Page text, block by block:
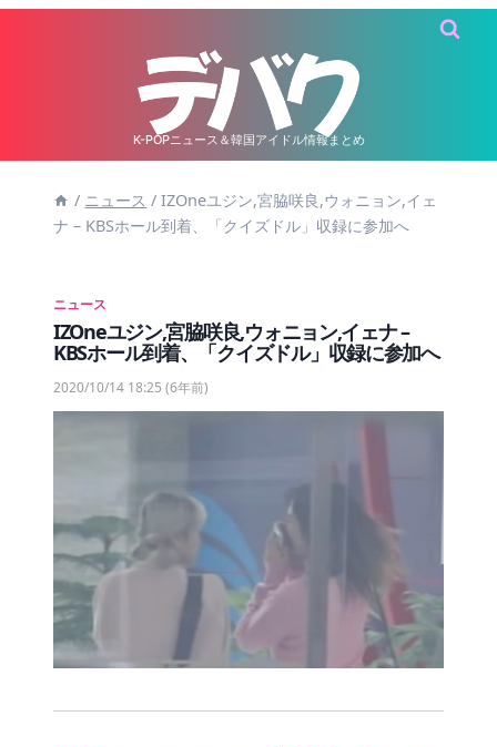
K-POPニュース＆韓国アイドル情報まとめ
/ ニュース / IZOneユジン,宮脇咲良,ウォニョン,イェ
ナ – KBSホール到着、「クイズドル」収録に参加へ
ニュース
IZOneユジン,宮脇咲良,ウォニョン,イェナ –
KBSホール到着、「クイズドル」収録に参加へ
2020/10/14 18:25 (6年前)